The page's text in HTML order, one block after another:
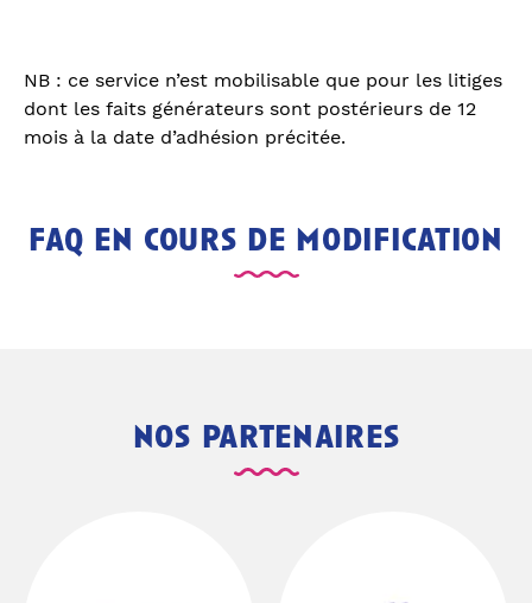
NB : ce service n’est mobilisable que pour les litiges
dont les faits générateurs sont postérieurs de 12
mois à la date d’adhésion précitée.
faq en cours de modification
nos partenaires